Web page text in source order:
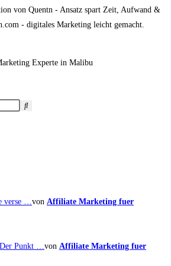
von Quentn - Ansatz spart Zeit, Aufwand &
- digitales Marketing leicht gemacht.
Experte in Malibu
verse … von Affiliate Marketing fuer
Punkt … von Affiliate Marketing fuer